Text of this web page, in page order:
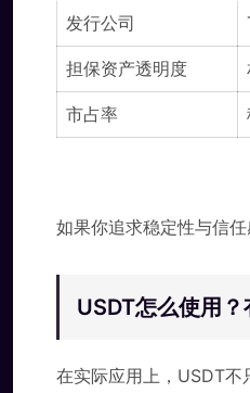
发行公司
担保资产透明度
市占率
如果你追求稳定性与信任
USDT怎么使用
在实际应用上，USDT不